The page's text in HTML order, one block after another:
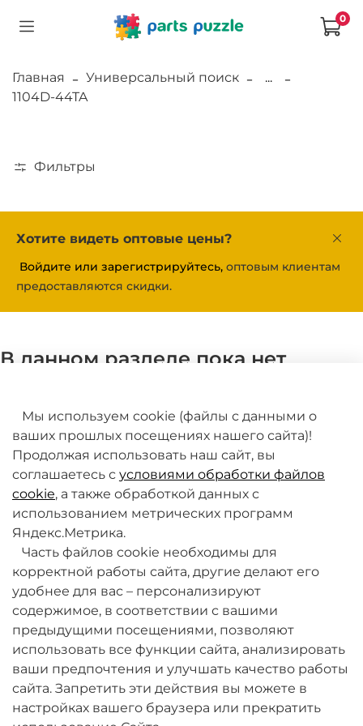
0
Главная Универсальный поиск
...
1104D-44TA
Фильтры
Хотите видеть оптовые цены?
Войдите или зарегистрируйтесь, оптовым клиентам
предоставляются скидки.
В данном разделе пока нет
О компании
Товары и услуги
+7 (495) 789-38-95
09:00 - 18:00 (будни, по МСК)
Мы используем cookie (файлы с данными о
ваших прошлых посещениях нашего сайта)!
Продолжая использовать наш сайт, вы
соглашаетесь с условиями обработки файлов
cookie, а также обработкой данных с
использованием метрических программ
Яндекс.Метрика.
Часть файлов cookie необходимы для
корректной работы сайта, другие делают его
удобнее для вас – персонализируют
содержимое, в соответствии с вашими
предыдущими посещениями, позволяют
использовать все функции сайта, анализировать
ваши предпочтения и улучшать качество работы
сайта. Запретить эти действия вы можете в
настройках вашего браузера или прекратить